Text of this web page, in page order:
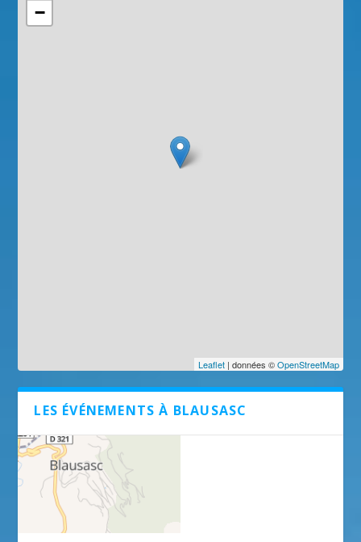
−
Leaflet| données ©OpenStreetMap
LES ÉVÉNEMENTS À BLAUSASC